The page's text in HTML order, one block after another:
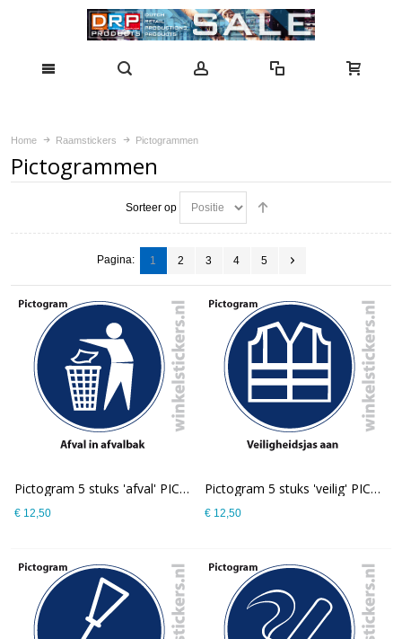
Home Raamstickers Pictogrammen
Pictogrammen
Sorteer op
Pagina: 1 2 3 4 5
Pictogram 5 stuks 'afval' PICTO-186
€ 12,50
Pictogram 5 stuks 'veilig' PICTO-185
€ 12,50